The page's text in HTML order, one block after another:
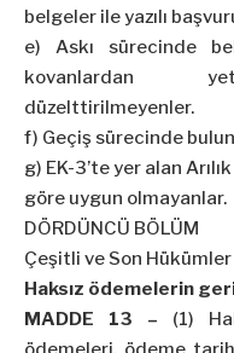
belgeler ile yazılı
e) Askı sürecinde
kovanlardan
düzelttirilmeyenler.
f) Geçiş sürecinde
g) EK-3’te yer alan
göre uygun olmayanlar.
DÖRDÜNCÜ BÖLÜM
Çeşitli ve Son Hükümler
Haksız ödemelerin
MADDE 13 – (1)